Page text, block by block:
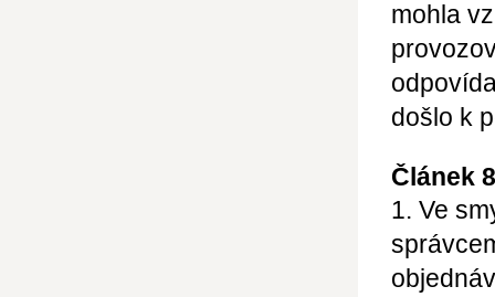
mohla
došlo k
Článek
1. Ve